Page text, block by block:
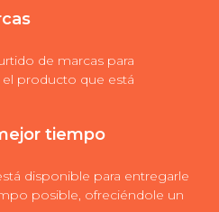
de marcas para
producto que está
tiempo
disponible para entregarle
posible, ofreciéndole un